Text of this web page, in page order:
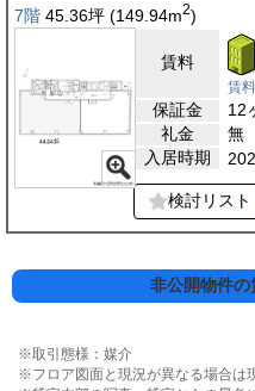
7階 45.36坪 (149.94m2)
賃料
賃
保証金
12
礼金
無
入居時期
検討リスト
非公開物件
※取引態様：媒介
※フロア図面と現況が異なる場合は